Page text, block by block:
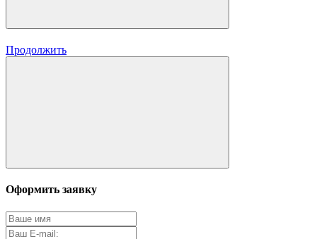
Продолжить
Оформить заявку